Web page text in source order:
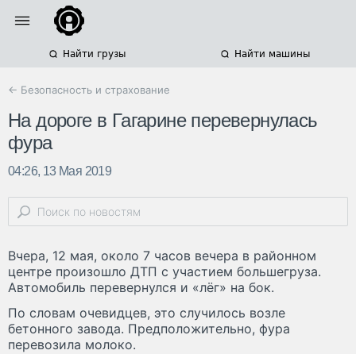
Найти грузы Найти машины
← Безопасность и страхование
На дороге в Гагарине перевернулась
фура
04:26, 13 Мая 2019
Вчера, 12 мая, около 7 часов вечера в районном
центре произошло ДТП с участием большегруза.
Автомобиль перевернулся и «лёг» на бок.
По словам очевидцев, это случилось возле
бетонного завода. Предположительно, фура
перевозила молоко.